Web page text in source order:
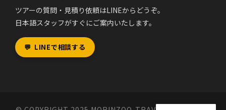
ツアーの質問・見積り依頼はLINEからどうぞ。
日本語スタッフがすぐにご案内いたします。
💬 LINEで相談する